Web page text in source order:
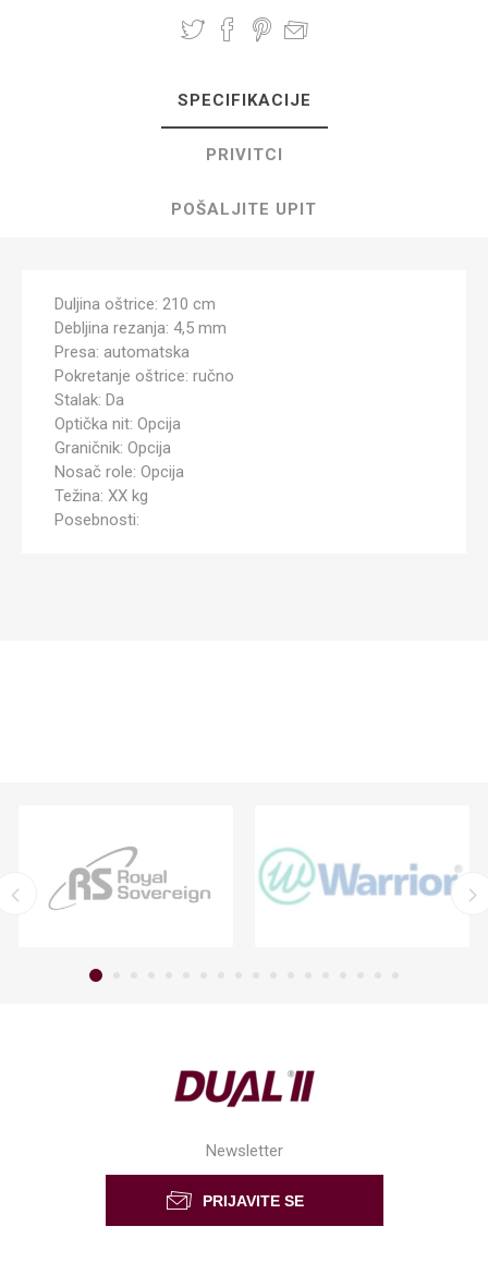
SPECIFIKACIJE
PRIVITCI
POŠALJITE UPIT
Duljina oštrice: 210 cm
Debljina rezanja: 4,5 mm
Presa: automatska
Pokretanje oštrice: ručno
Stalak: Da
Optička nit: Opcija
Graničnik: Opcija
Nosač role: Opcija
Težina: XX kg
Posebnosti:
Newsletter